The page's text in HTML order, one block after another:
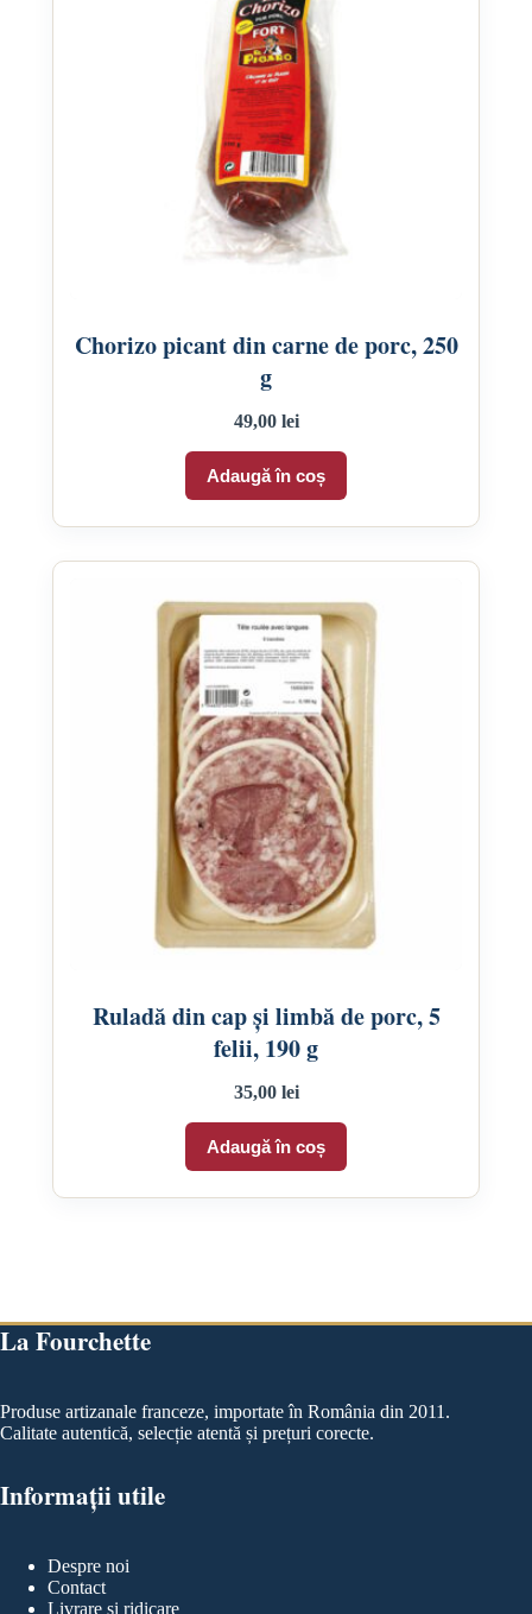
Chorizo picant din carne de porc, 250
g
49,00 lei
Adaugă în coș
Ruladă din cap și limbă de porc, 5
felii, 190 g
35,00 lei
Adaugă în coș
La Fourchette
Produse artizanale franceze, importate în România din 2011.
Calitate autentică, selecție atentă și prețuri corecte.
Informații utile
Despre noi
Contact
Livrare și ridicare